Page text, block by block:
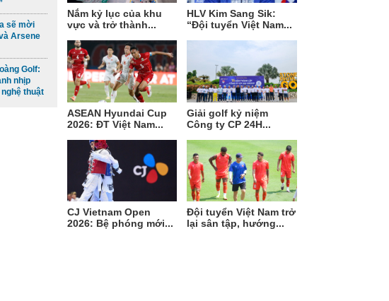
sẽ mời
Arsene
Golf:
nhịp
thuật
Nắm kỷ lục của khu
vực và trở thành...
HLV Kim Sang Sik:
“Đội tuyển Việt Nam...
ASEAN Hyundai Cup
2026: ĐT Việt Nam...
Giải golf kỷ niệm
Công ty CP 24H...
CJ Vietnam Open
2026: Bệ phóng mới...
Đội tuyển Việt Nam trở
lại sân tập, hướng...